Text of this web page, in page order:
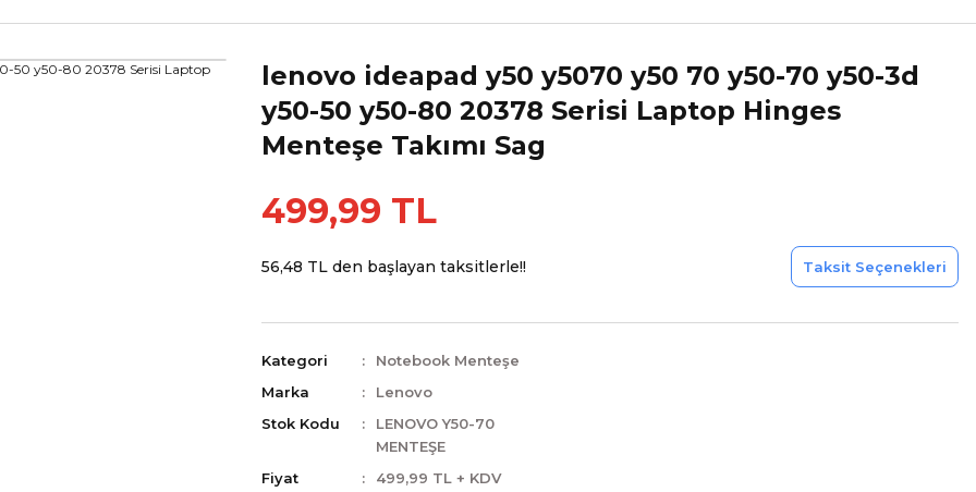
lenovo ideapad y50 y5070 y50 70 y50-70 y50-3d
y50-50 y50-80 20378 Serisi Laptop Hinges
Menteşe Takımı Sag
499,99 TL
56,48 TL den başlayan taksitlerle!! Taksit Seçenekleri
Kategori
Notebook Menteşe
Marka
Lenovo
Stok Kodu
LENOVO Y50-70
MENTEŞE
Fiyat
499,99 TL + KDV